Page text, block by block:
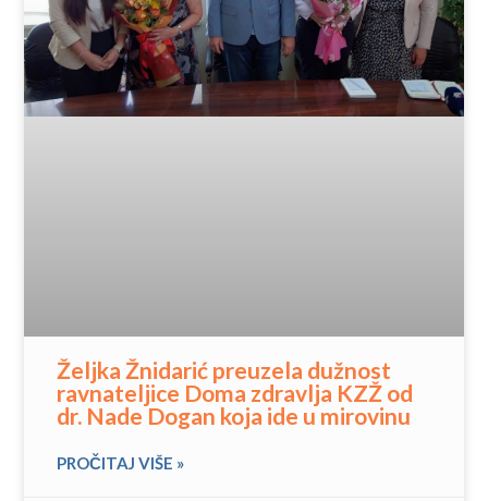
Željka Žnidarić preuzela dužnost
ravnateljice Doma zdravlja KZŽ od
dr. Nade Dogan koja ide u mirovinu
PROČITAJ VIŠE »